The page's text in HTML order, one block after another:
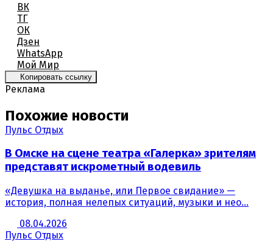
ВК
ТГ
ОК
Дзен
WhatsApp
Мой Мир
Копировать ссылку
Реклама
Похожие новости
Пульс Отдых
В Омске на сцене театра «Галерка» зрителям
представят искрометный водевиль
«Девушка на выданье, или Первое свидание» —
история, полная нелепых ситуаций, музыки и нео...
08.04.2026
Пульс Отдых